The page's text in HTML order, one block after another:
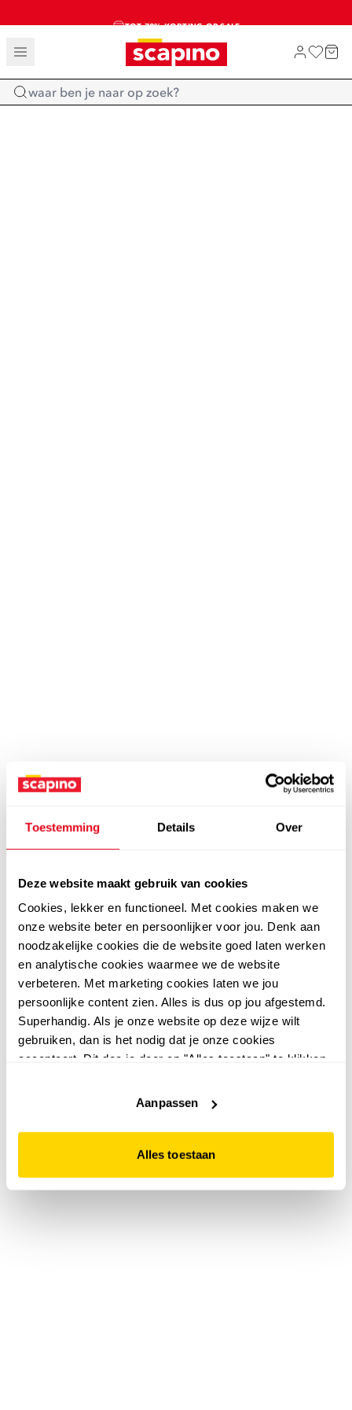
Toestemming Details Over
Deze website maakt gebruik van cookies
Cookies, lekker en functioneel. Met cookies maken we
onze website beter en persoonlijker voor jou. Denk aan
noodzakelijke cookies die de website goed laten werken
en analytische cookies waarmee we de website
verbeteren. Met marketing cookies laten we jou
persoonlijke content zien. Alles is dus op jou afgestemd.
Superhandig. Als je onze website op deze wijze wilt
gebruiken, dan is het nodig dat je onze cookies
accepteert. Dit doe je door op "Alles toestaan" te klikken.
website niet optimaal functioneert.
Aanpassen
Alles toestaan
TOT 70% KORTING OP SALE
SALE: LAATSTE KANS!
SHOP NIEUW
Home